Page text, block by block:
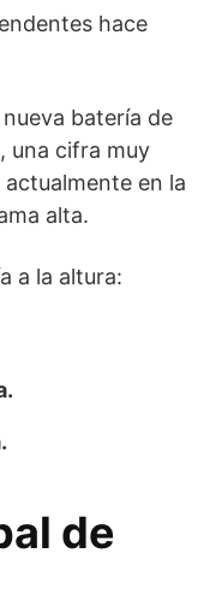
hace
batería de
, una cifra muy
en la
alta.
a la altura:
de